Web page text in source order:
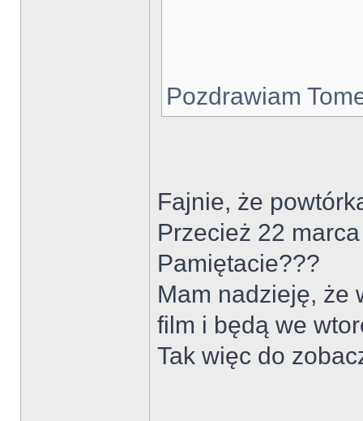
Pozdrawiam
Fajnie, że
Przecież 22
Pamiętacie???
Mam nadzieję, że
film i będą we
Tak więc do